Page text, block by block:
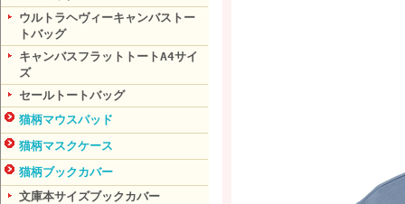
ウルトラヘヴィーキャンバストー
トバッグ
キャンバスフラットトートA4サイ
ズ
セールトートバッグ
猫柄マウスパッド
猫柄マスクケース
猫柄ブックカバー
文庫本サイズブックカバー